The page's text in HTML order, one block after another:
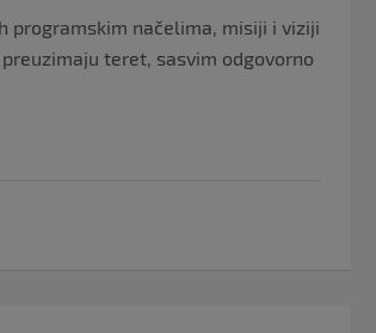
programskim načelima, misiji i viziji
teret, sasvim odgovorno